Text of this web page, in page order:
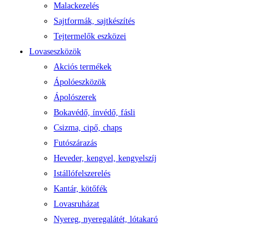
Malackezelés
Sajtformák, sajtkészítés
Tejtermelők eszközei
Lovaseszközök
Akciós termékek
Ápolóeszközök
Ápolószerek
Bokavédő, ínvédő, fásli
Csizma, cipő, chaps
Futószárazás
Heveder, kengyel, kengyelszíj
Istállófelszerelés
Kantár, kötőfék
Lovasruházat
Nyereg, nyeregalátét, lótakaró